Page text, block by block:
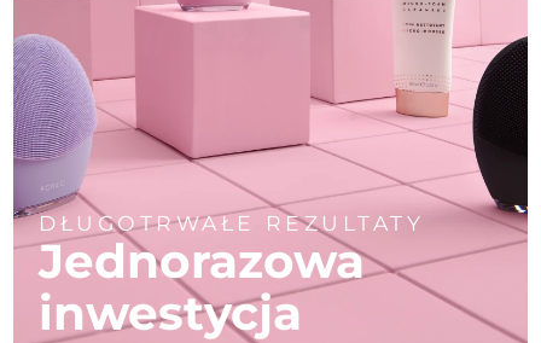
DŁUGOTRWAŁE REZULTATY
Jednorazowa
inwestycja